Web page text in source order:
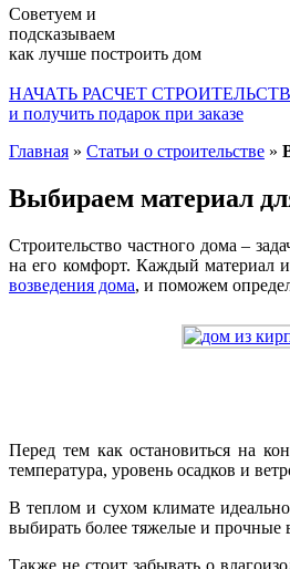
Советуем и
подсказываем
как лучше построить дом
НАЧАТЬ РАСЧЕТ
и получить подарок при заказе
Главная » Статьи о строительстве »
Выбираем материал
Строительство частного дома –
на его комфорт. Каждый материал
возведения дома, и поможем
Перед тем как остановиться на
температура, уровень осадков и
В теплом и сухом климате
выбирать более тяжелые и прочные
Также не стоит забывать о